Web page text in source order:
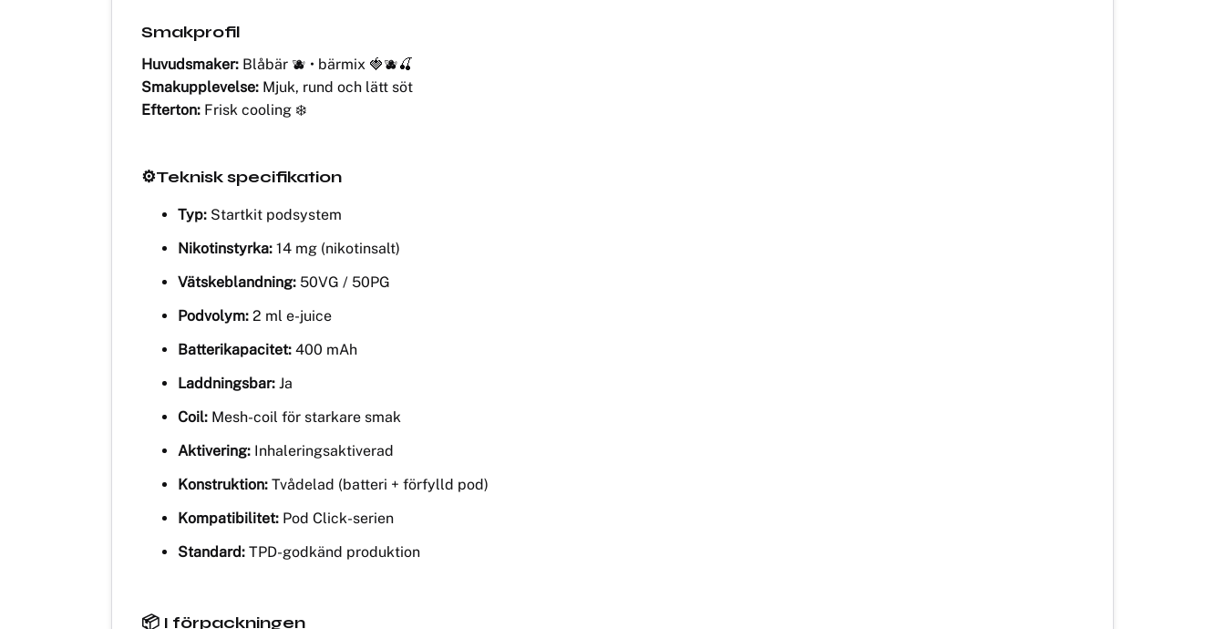
Smakprofil
Huvudsmaker: Blåbär 🫐 • bärmix 🍓🫐🍒
Smakupplevelse: Mjuk, rund och lätt söt
Efterton: Frisk cooling ❄️
⚙️Teknisk specifikation
Typ: Startkit podsystem
Nikotinstyrka: 14 mg (nikotinsalt)
Vätskeblandning: 50VG / 50PG
Podvolym: 2 ml e-juice
Batterikapacitet: 400 mAh
Laddningsbar: Ja
Coil: Mesh-coil för starkare smak
Aktivering: Inhaleringsaktiverad
Konstruktion: Tvådelad (batteri + förfylld pod)
Kompatibilitet: Pod Click-serien
Standard: TPD-godkänd produktion
📦 I förpackningen